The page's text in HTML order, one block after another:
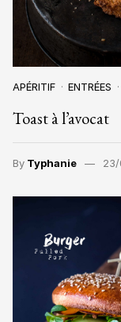
APÉRITIF ENTRÉES
Toast à l’avocat
By Typhanie 23/